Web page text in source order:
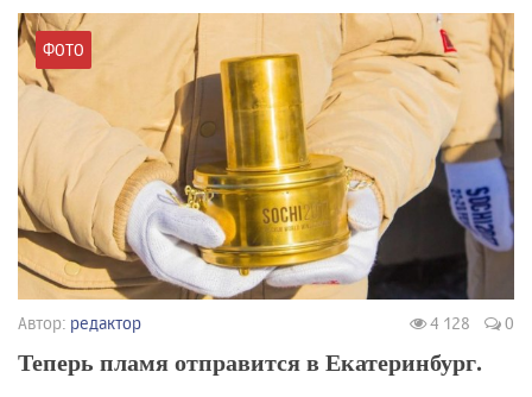
ФОТО
Автор: редактор 4 128 0
Теперь пламя отправится в Екатеринбург.